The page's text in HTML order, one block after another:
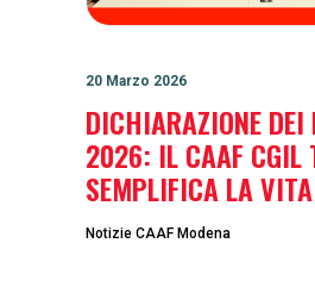
20 Marzo 2026
DICHIARAZIONE DEI
2026: IL CAAF CGIL
SEMPLIFICA LA VITA
Notizie CAAF Modena